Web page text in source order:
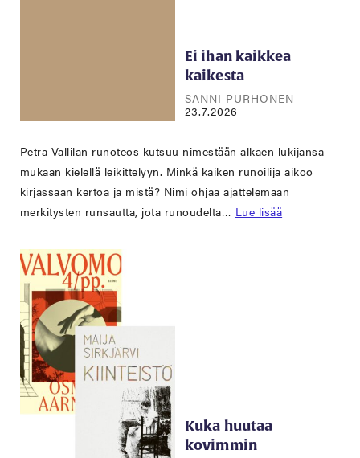
Ei ihan kaikkea
kaikesta
SANNI PURHONEN
23.7.2026
Petra Vallilan runoteos kutsuu nimestään alkaen lukijansa
mukaan kielellä leikittelyyn. Minkä kaiken runoilija aikoo
kirjassaan kertoa ja mistä? Nimi ohjaa ajattelemaan
merkitysten runsautta, jota runoudelta… Lue lisää
Kuka huutaa
kovimmin